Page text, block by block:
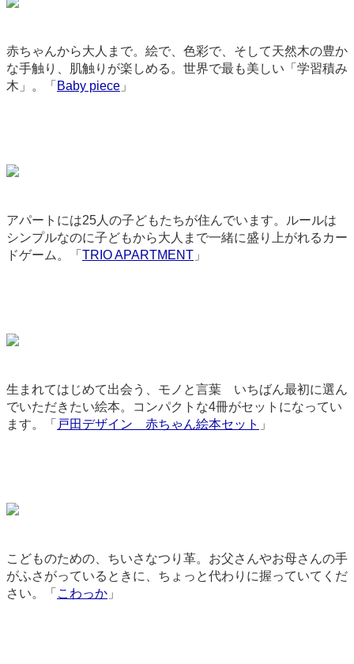
赤ちゃんから大人まで。絵で、色彩で、そして天然木の豊か
な手触り、肌触りが楽しめる。世界で最も美しい「学習積み
木」。「 Baby piece 」
アパートには25人の子どもたちが住んでいます。ルールは
シンプルなのに子どもから大人まで一緒に盛り上がれるカー
ドゲーム。「 TRIO APARTMENT 」
生まれてはじめて出会う、モノと言葉 いちばん最初に選ん
でいただきたい絵本。コンパクトな4冊がセットになってい
ます。「 戸田デザイン 赤ちゃん絵本セット 」
こどものための、ちいさなつり革。お父さんやお母さんの手
がふさがっているときに、ちょっと代わりに握っていてくだ
さい。「 こわっか 」